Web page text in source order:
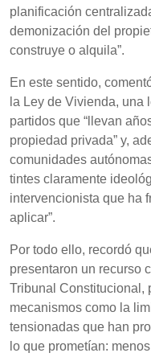
planificación
demonización del
construye o alquila”.
En este sentido,
la Ley de Vivienda, una
partidos que “llevan
propiedad privada” y,
comunidades
tintes claramente
intervencionista que ha
aplicar”.
Por todo ello, recordó
presentaron un recurso
Tribunal Constitucional,
mecanismos como la
tensionadas que han
lo que prometían: